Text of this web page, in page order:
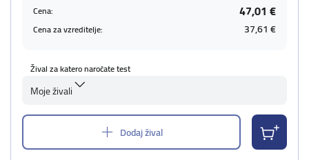
Cena: 47,01 €
Cena za vzreditelje: 37,61 €
Žival za katero naročate test
Moje živali
Dodaj žival